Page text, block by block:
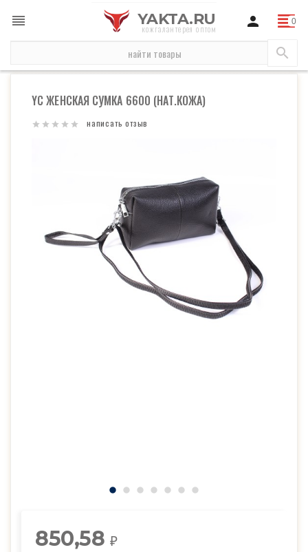
YAKTA.RU
кожгалантерея оптом
YC Женская сумка 6600 (нат.кожа)
YC ЖЕНСКАЯ СУМКА 6600 (НАТ.КОЖА)
написать отзыв
850,58 ₽